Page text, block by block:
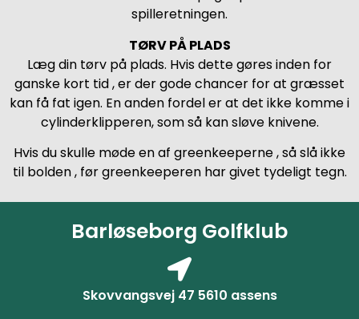
spilleretningen.
TØRV PÅ PLADS
Læg din tørv på plads. Hvis dette gøres inden for
ganske kort tid , er der gode chancer for at græsset
kan få fat igen. En anden fordel er at det ikke komme i
cylinderklipperen, som så kan sløve knivene.
Hvis du skulle møde en af greenkeeperne , så slå ikke
til bolden , før greenkeeperen har givet tydeligt tegn.
Barløseborg Golfklub
Skovvangsvej 47 5610 assens